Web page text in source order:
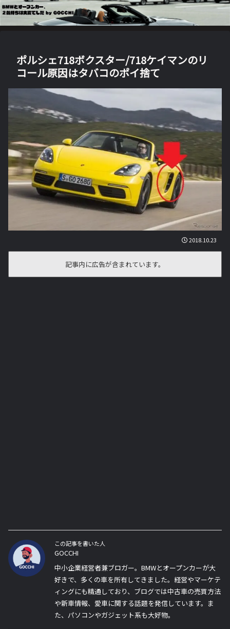
ポルシェ718ボクスター/718ケイマンのリ
コール原因はタバコのポイ捨て
2018.10.23
記事内に広告が含まれています。
この記事を書いた人
GOCCHI
中小企業経営者兼ブロガー。BMWとオープンカーが大
好きで、多くの車を所有してきました。経営やマーケテ
ィングにも精通しており、ブログでは中古車の売買方法
や新車情報、愛車に関する話題を発信しています。ま
た、パソコンやガジェット系も大好物。